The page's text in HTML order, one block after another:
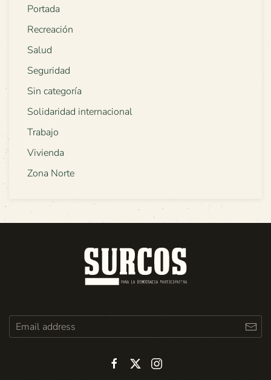
Portada
Recreación
Salud
Seguridad
Sin categoría
Solidaridad internacional
Trabajo
Vivienda
Zona Norte